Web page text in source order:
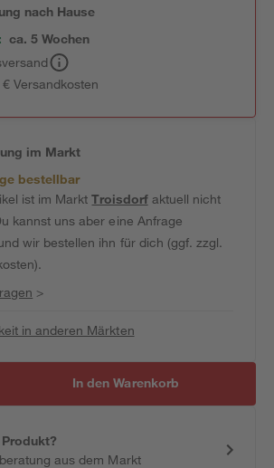
nach Hause
ca. 5 Wochen
Versandkosten
im Markt
bestellbar
ist im MarktTroisdorfaktuell nicht
kannst uns aber eine Anfrage
wir bestellen ihn für dich (ggf. zzgl.
>
in anderen Märkten
In den Warenkorb
aus dem Markt